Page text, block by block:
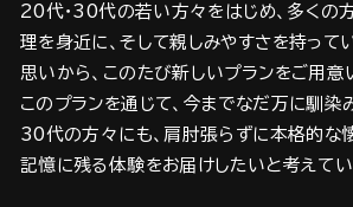
20代・30代の若い方々をはじめ、多くの
理を身近に、そして親しみやすさを持って
思いから、このたび新しいプランをご用意
このプランを通じて、今までなだ万に馴染
30代の方々にも、肩肘張らずに本格的な
記憶に残る体験をお届けしたいと考えてい